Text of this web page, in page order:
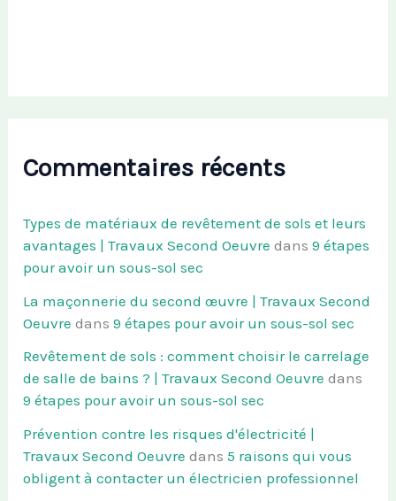
Commentaires récents
Types de matériaux de revêtement de sols et leurs
avantages | Travaux Second Oeuvre dans9 étapes
pour avoir un sous-sol sec
La maçonnerie du second œuvre | Travaux Second
Oeuvre dans9 étapes pour avoir un sous-sol sec
Revêtement de sols : comment choisir le carrelage
de salle de bains ? | Travaux Second Oeuvre dans
9 étapes pour avoir un sous-sol sec
Prévention contre les risques d'électricité |
Travaux Second Oeuvre dans5 raisons qui vous
obligent à contacter un électricien professionnel